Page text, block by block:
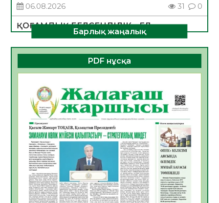
06.08.2026
31 0
ҚОҒАМДЫҚ БЕЛСЕНДІЛІК – ЕЛ
ДАМУЫНЫҢ НЕГІЗІ
06.08.2026
30 0
ҚҰРЫЛТАЙ САЙЛАУЫ – БОЛАШАҚҚА
БАСТАР ЖАУАПТЫ ТАҢДАУ
06.08.2026
Инфекциялық ауруларға қарсы иммундау
жұмыстарының тиімділігі
06.08.2026
33
Көкжөтел ауруы туралы
06.08.2026
30
АПВ вакцинасы туралы мәлімет
06.08.2026
31
Барлық жаңалық
PDF нұсқа